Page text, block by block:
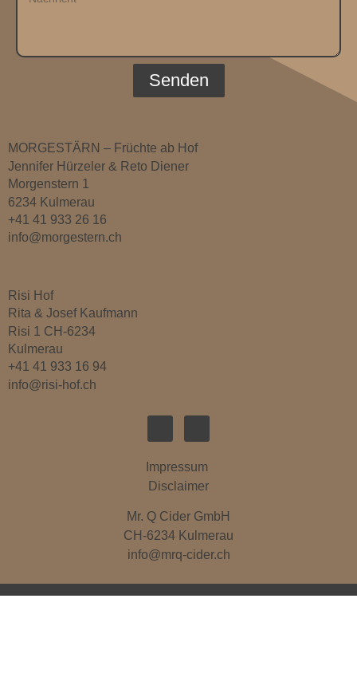
Senden
MORGESTÄRN – Früchte ab Hof
Jennifer Hürzeler & Reto Diener
Morgenstern 1
6234 Kulmerau
+41 41 933 26 16
info@morgestern.ch
Risi Hof
Rita & Josef Kaufmann
Risi 1 CH-6234
Kulmerau
+41 41 933 16 94
info@risi-hof.ch
Impressum
Disclaimer
Mr. Q Cider GmbH
CH-6234 Kulmerau
info@mrq-cider.ch